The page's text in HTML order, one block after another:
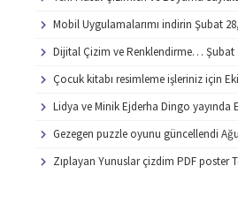
Mobil Uygulamalarımı indirin Şubat
Dijital Çizim ve Renklendirme… Şubat
Çocuk kitabı resimleme işleriniz için
Lidya ve Minik Ejderha Dingo yayında
Gezegen puzzle oyunu güncellendi
Zıplayan Yunuslar çizdim PDF poster